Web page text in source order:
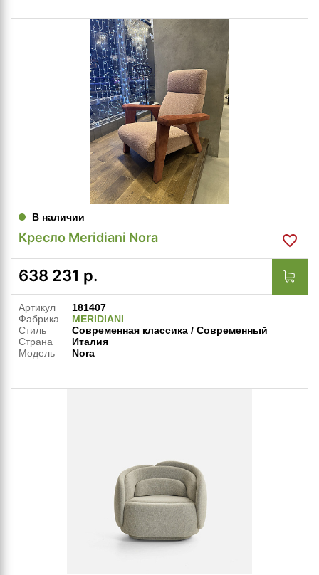
В наличии
Кресло Meridiani Nora
638 231 р.
Артикул
181407
Фабрика
MERIDIANI
Стиль
Современная классика / Современный
Страна
Италия
Модель
Nora